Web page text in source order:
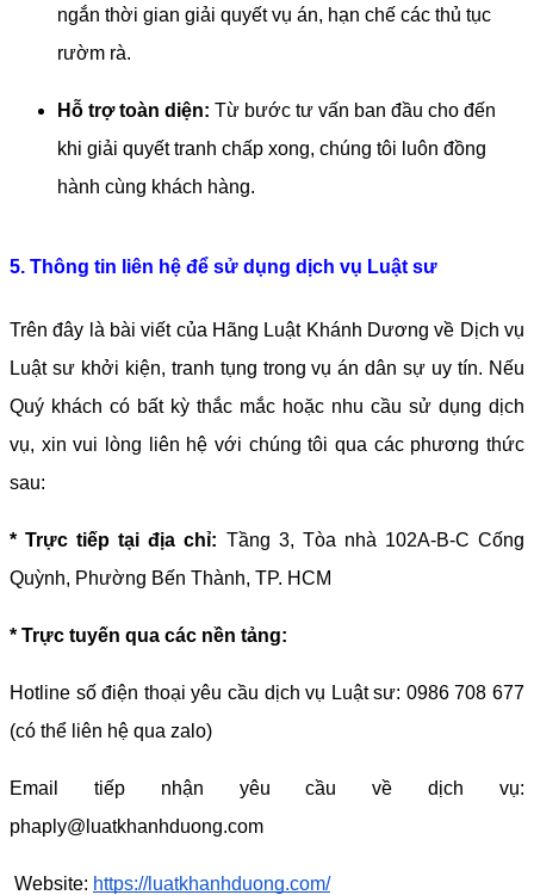
ngắn thời gian giải quyết vụ án, hạn chế các thủ tục
rườm rà.
Hỗ trợ toàn diện: Từ bước tư vấn ban đầu cho đến
khi giải quyết tranh chấp xong, chúng tôi luôn đồng
hành cùng khách hàng.
5. Thông tin liên hệ để sử dụng dịch vụ Luật sư
Luật sư khởi kiện, tranh tụng trong vụ án dân sự uy tín. Nếu
Quý khách có bất kỳ thắc mắc hoặc nhu cầu sử dụng dịch
vụ, xin vui lòng liên hệ với chúng tôi qua các phương thức
sau:
* Trực tiếp tại địa chỉ: Tầng 3, Tòa nhà 102A-B-C Cống
Quỳnh, Phường Bến Thành, TP. HCM
* Trực tuyến qua các nền tảng:
Hotline số điện thoại yêu cầu dịch vụ Luật sư: 0986 708 677
(có thể liên hệ qua zalo)
Email tiếp nhận yêu cầu về dịch vụ:
phaply@luatkhanhduong.com
Website: https://luatkhanhduong.com/